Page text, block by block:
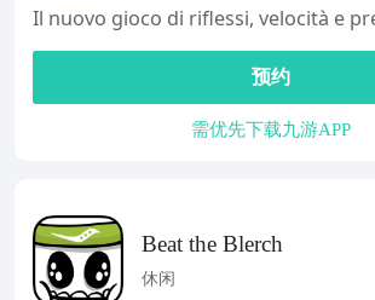
Il nuovo gioco di riflessi, velocità e
预约
需优先下载九游APP
Beat the Blerch
休闲